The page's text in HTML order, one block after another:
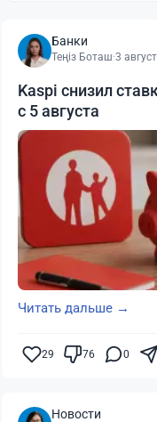
Банки
Теңіз Боташ·3
Kaspi снизил
с 5 августа
Читать дальше →
29 76 0
Новости